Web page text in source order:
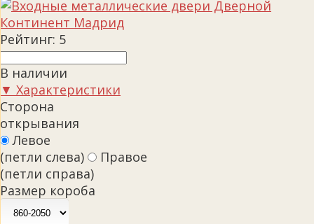
Рейтинг: 5
В наличии
▼ Характеристики
Сторона
открывания
Левое
(петли слева)
Правое
(петли справа)
Размер короба